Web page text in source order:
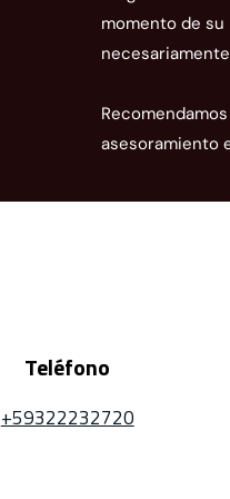
facturación
momento de
asesoramiento
Teléfono
+59322232720